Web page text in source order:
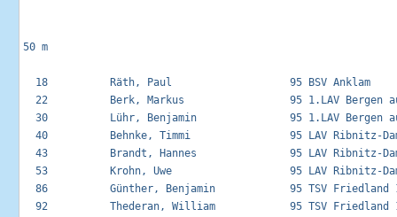
50 m
18          Räth, Paul
22          Berk, Markus                 95 1.LAV
30          Lühr, Benjamin               95 1.LAV
40          Behnke, Timmi                95 LAV
43          Brandt, Hannes               95 LAV
53          Krohn, Uwe                   95 LAV
86          Günther, Benjamin            95 TSV
92          Thederan, William            95 TSV